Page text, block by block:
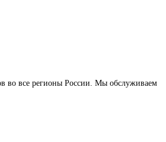
во все регионы России. Мы обслуживаем